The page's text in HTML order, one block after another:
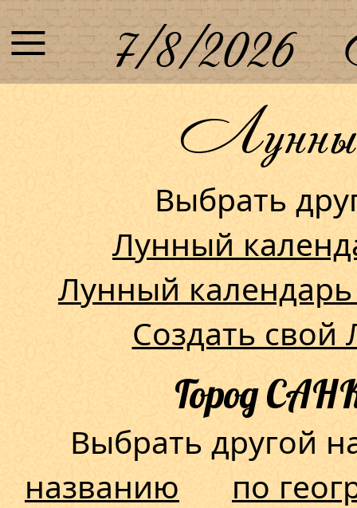
≡ 7/8/2026
Лунный
Выбрать
Лунный
Лунный
Создать
Город
Выбрать другой
названию
по